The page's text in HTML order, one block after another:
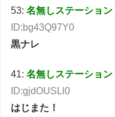
53:名無しステーション
ID:bg43Q97Y0
黒ナレ
41:名無しステーション
ID:gjdOUSLl0
はじまた！